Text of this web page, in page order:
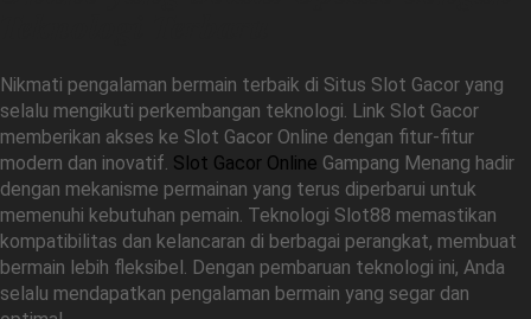
Nikmati pengalaman bermain terbaik di Situs Slot Gacor yang
selalu mengikuti perkembangan teknologi. Link Slot Gacor
memberikan akses ke Slot Gacor Online dengan fitur-fitur
modern dan inovatif. Slot Gacor Online Gampang Menang hadir
dengan mekanisme permainan yang terus diperbarui untuk
memenuhi kebutuhan pemain. Teknologi Slot88 memastikan
kompatibilitas dan kelancaran di berbagai perangkat, membuat
bermain lebih fleksibel. Dengan pembaruan teknologi ini, Anda
selalu mendapatkan pengalaman bermain yang segar dan